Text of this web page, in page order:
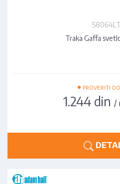
Traka Gaffa
• PROVERITI
1.244 din /